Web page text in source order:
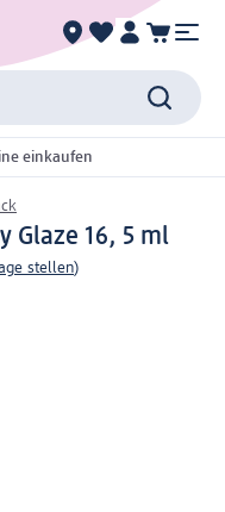
einkaufen
Glaze 16, 5 ml
stellen)